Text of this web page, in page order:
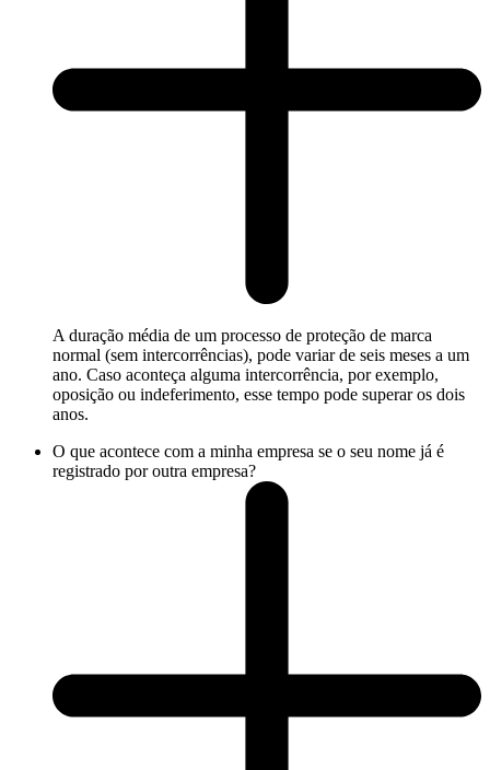
A duração média de um processo de proteção de marca
normal (sem intercorrências), pode variar de seis meses a um
ano. Caso aconteça alguma intercorrência, por exemplo,
oposição ou indeferimento, esse tempo pode superar os dois
anos.
O que acontece com a minha empresa se o seu nome já é
registrado por outra empresa?